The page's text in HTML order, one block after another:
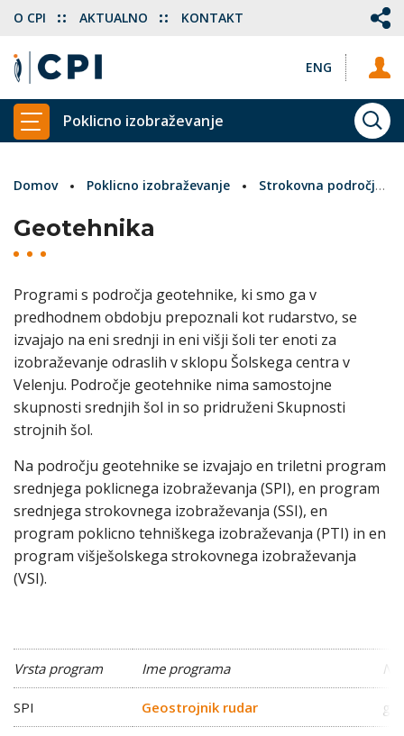
ENG
O CPI AKTUALNO KONTAKT
PRIKAŽI GLAVNI MENI
Poklicno izobraževanje
Domov Poklicno izobraževanje Strokovna področja
Geotehnika
Programi s področja geotehnike, ki smo ga v
predhodnem obdobju prepoznali kot rudarstvo, se
izvajajo na eni srednji in eni višji šoli ter enoti za
izobraževanje odraslih v sklopu Šolskega centra v
Velenju. Področje geotehnike nima samostojne
skupnosti srednjih šol in so pridruženi Skupnosti
strojnih šol.
Na področju geotehnike se izvajajo en triletni program
srednjega poklicnega izobraževanja (SPI), en program
srednjega strokovnega izobraževanja (SSI), en
program poklicno tehniškega izobraževanja (PTI) in en
program višješolskega strokovnega izobraževanja
(VSI).
Vrsta program Ime programa
SPI Geostrojnik rudar